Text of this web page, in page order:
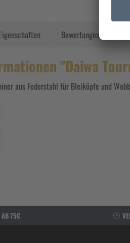
Bewertungen
"Daiwa
aus Federstahl für Bleiköpfe und
AB 75€